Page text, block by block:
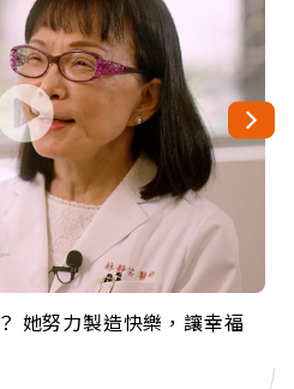
她努力製造快樂，讓幸福
台灣奉獻36年 「台灣是我
！」
灣找快樂！「蛋黃哥小
萬爺奶：退休後才開始真
成為全球最年長羽球選
是「這個」
手阿伯拉小提琴還登上小